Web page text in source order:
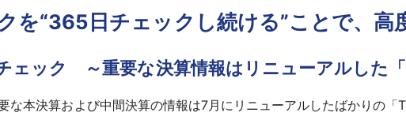
を“365日チェックし続ける”ことで、高
ェック ～重要な決算情報はリニューアルした「
な本決算および中間決算の情報は7月にリニューアルしたばかりの「